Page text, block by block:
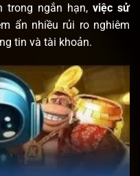
trong ngắn hạn, việc sử
ẩn nhiều rủi ro nghiêm
tin và tài khoản.